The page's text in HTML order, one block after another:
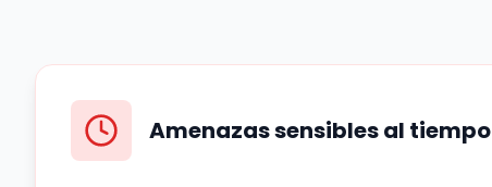
Amenazas sensibles al tiempo